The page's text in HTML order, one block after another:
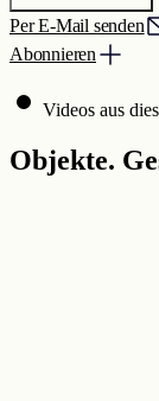
Per E-Mail senden
Abonnieren
Videos aus
Objekte.